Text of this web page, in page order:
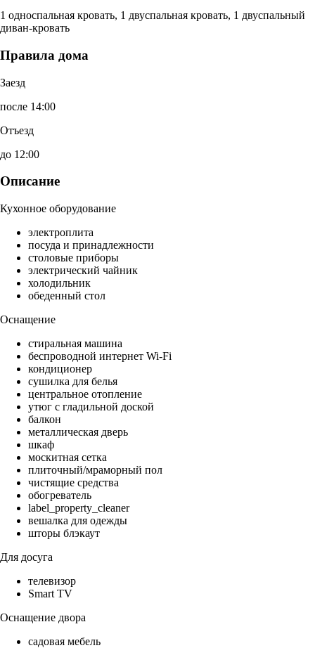
1 односпальная кровать, 1 двуспальная кровать, 1 двуспальный
диван-кровать
Правила дома
Заезд
после 14:00
Отъезд
до 12:00
Описание
Кухонное оборудование
электроплита
посуда и принадлежности
столовые приборы
электрический чайник
холодильник
обеденный стол
Оснащение
стиральная машина
беспроводной интернет Wi-Fi
кондиционер
сушилка для белья
центральное отопление
утюг с гладильной доской
балкон
металлическая дверь
шкаф
москитная сетка
плиточный/мраморный пол
чистящие средства
обогреватель
label_property_cleaner
вешалка для одежды
шторы блэкаут
Для досуга
телевизор
Smart TV
Оснащение двора
садовая мебель